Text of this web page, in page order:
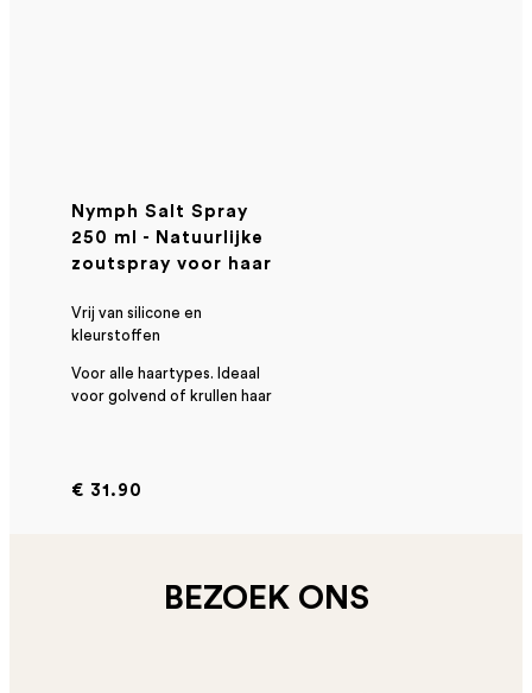
Nymph Salt Spray
250 ml - Natuurlijke
zoutspray voor haar
Vrij van silicone en
kleurstoffen
Voor alle haartypes. Ideaal
voor golvend of krullen haar
€ 31.90
BEZOEK ONS